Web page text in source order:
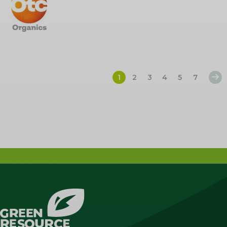
1 2 3 4 5 7